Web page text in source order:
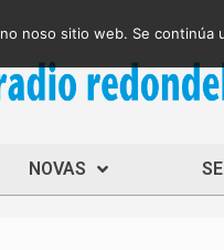
NOVAS
noso sitio web. Se